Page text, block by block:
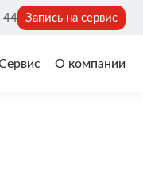
44 Запись на сервис
О компании